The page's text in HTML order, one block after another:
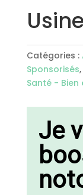
Catégories :
Sponsorisés,
Santé - Bien
Je